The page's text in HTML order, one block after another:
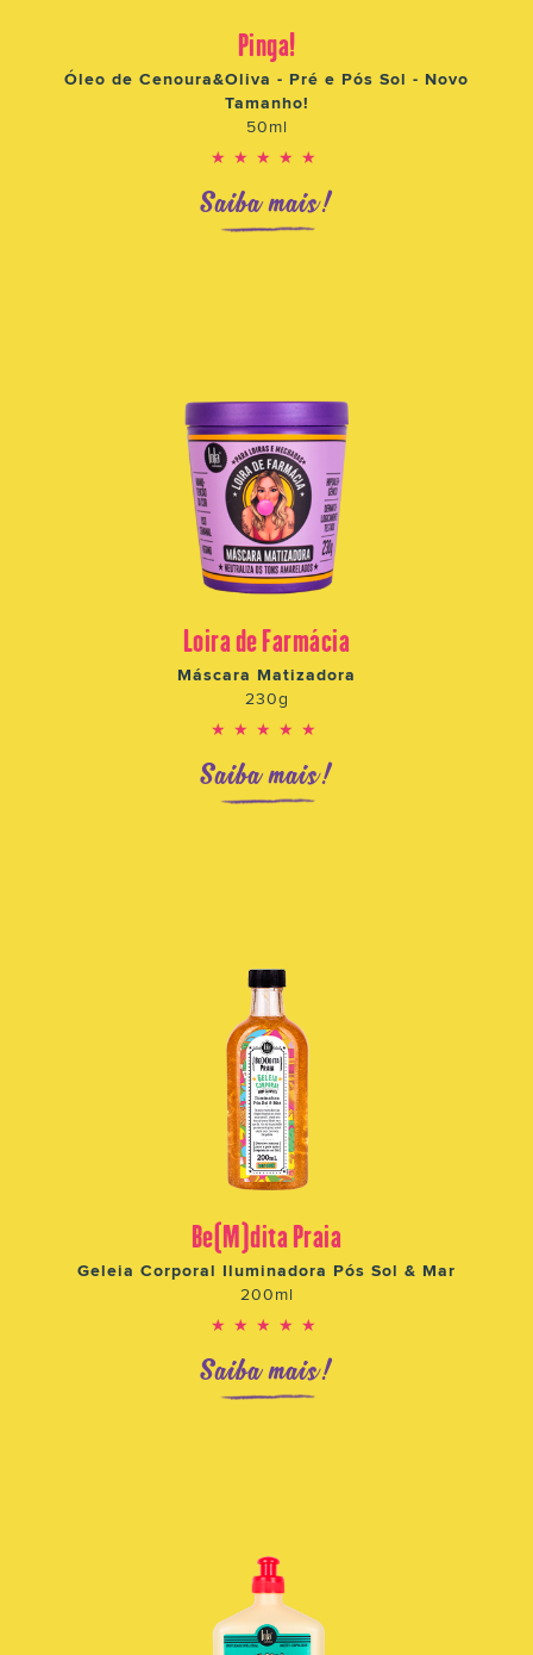
Pinga!
Óleo de Cenoura&Oliva - Pré e Pós Sol - Novo
Tamanho!
50ml
★★★★★
Saiba mais!
Loira de Farmácia
Máscara Matizadora
230g
★★★★★
Saiba mais!
Be(M)dita Praia
Geleia Corporal Iluminadora Pós Sol & Mar
200ml
★★★★★
Saiba mais!